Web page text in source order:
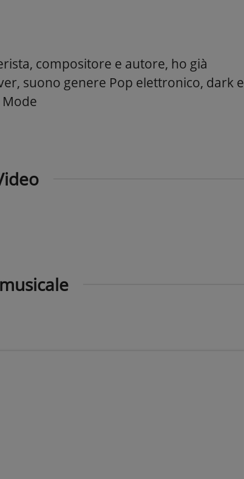
compositore e autore, ho già
suono genere Pop elettronico, dark e
Mode